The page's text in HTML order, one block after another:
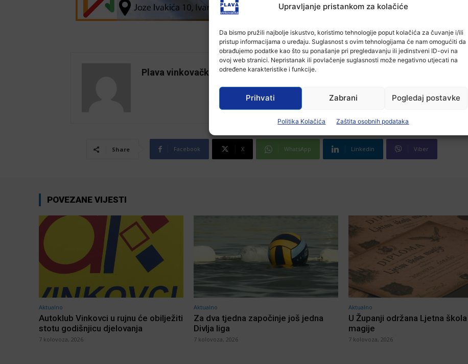
Upravljanje pristankom za kolačiće
Da bismo pružili najbolje iskustvo, koristimo tehnologije poput kolačića za čuvanje i/ili
pristup informacijama o uređaju. Suglasnost s ovim tehnologijama će nam omogućiti da
obrađujemo podatke kao što su ponašanje pri pregledavanju ili jedinstveni ID-ovi na
ovoj web stranici. Nepristanak ili povlačenje suglasnosti može negativno utjecati na
određene karakteristike i funkcije.
Prihvati Zabrani Pogledaj postavke
Politika Kolačića Zaštita osobnih podataka
Plava vinkovačka
Share Facebook X WhatsApp Linkedin Viber
POVEZANE VIJESTI
Aktualno
Autoklub Vinkovci u rujnu će obilježiti
stotu godišnjicu djelovanja
7 kolovoza, 2026
Aktualno
Za dva tjedna započinje još jedna
Divlja liga
7 kolovoza, 2026
Aktualno
U Županji održana Ljetna škola
magije
7 kolovoza, 2026